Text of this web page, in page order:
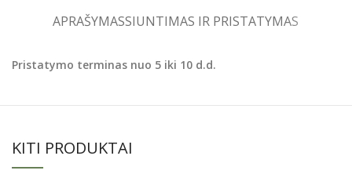
APRAŠYMASSIUNTIMAS IR PRISTATYMAS
Pristatymo terminas nuo 5 iki 10 d.d.
KITI PRODUKTAI